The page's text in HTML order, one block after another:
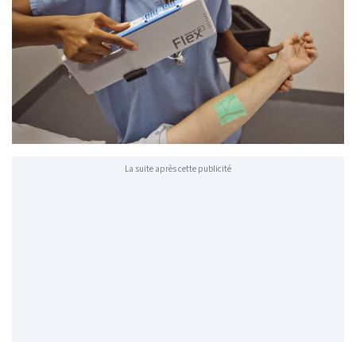
La suite après cette publicité